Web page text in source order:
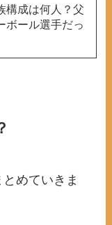
構成は何人？父
ボール選手だっ
めていきま